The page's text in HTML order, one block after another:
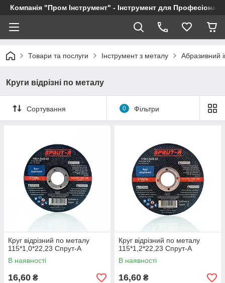
Компанія "Пром Інструмент" - Інструмент для
Товари та послуги Інструмент з металу Абразивний
Круги відрізні по металу
Сортування 0 Фільтри
Круг відрізний по металу
115*1,0*22,23 Спрут-А
В наявності
16,60 ₴
Круг відрізний по металу
115*1,2*22,23 Спрут-А
В наявності
16,60 ₴